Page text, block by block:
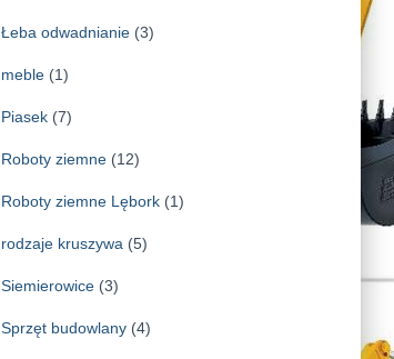
Łeba odwadnianie(3)
meble(1)
Piasek(7)
Roboty ziemne(12)
Roboty ziemne Lębork(1)
rodzaje kruszywa (5)
Siemierowice(3)
Sprzęt budowlany(4)